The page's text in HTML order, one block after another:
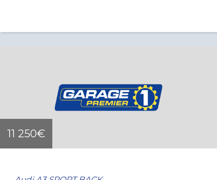
11 250€